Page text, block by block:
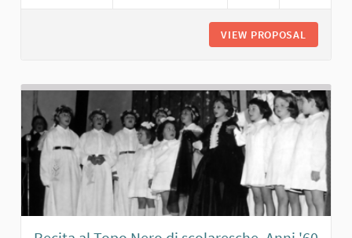
VIEW PROPOSAL